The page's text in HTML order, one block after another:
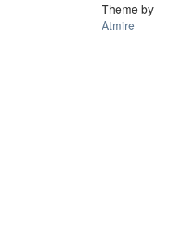
Theme by
Atmire